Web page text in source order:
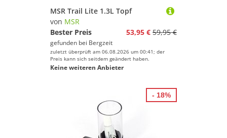
MSR Trail Lite 1.3L Topf
von MSR
Bester Preis
53,95 € 59,95 €
gefunden bei Bergzeit
zuletzt überprüft am 06.08.2026 um 00:41; der
Preis kann sich seitdem geändert haben.
Keine weiteren Anbieter
- 18%